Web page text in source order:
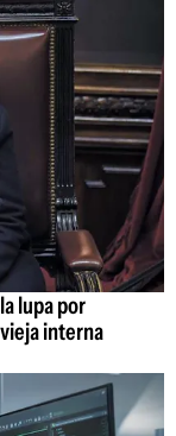
lupa por
interna